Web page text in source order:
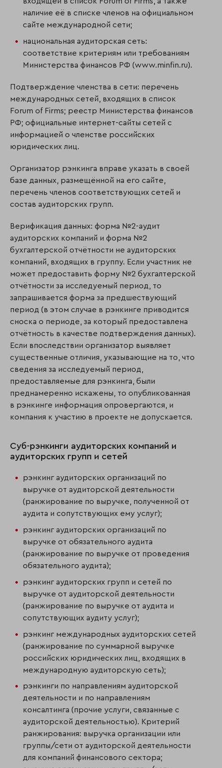
наличие её в списке членов на официальном
сайте международной сети;
национальная аудиторская сеть:
соответствие критериям или требованиям
Министерства финансов РФ (www.minfin.ru).
Подтверждение членства в сети: перечень
международных сетей, входящих в список
Forum of Firms; реестр Министерства финансов
РФ; официальные интернет-сайты сетей с
информацией о членстве российских
юридических лиц.
Организатор рэнкинга вправе указать в своей
базе данных, размещённой на его сайте,
перечень членов соответствующих сетей и
состав аудиторских групп.
Верификация данных: форма №2-аудит
аудиторских компаний и форма №2
бухгалтерской отчётности не аудиторских
компаний, входящих в группу. Если участник не
может предоставить форму №2 бухгалтерской
отчётности за исследуемый период, то
запрашивается форма за предшествующий
период (в этом случае в рэнкинге приводится
сноска о периоде, за который предоставлена
отчётность в качестве подтверждения данных).
Если впоследствии организатор выявляет
существенные отличия, указывающие на то, что
сведения за исследуемый период,
предоставляемые для рэнкинга, были
преднамеренно искажены, то опубликованная
в рэнкинге информация опровергаются, и
компания к участию в проекте не допускается.
Суб-рэнкинги аудиторских компаний и
аудиторских групп и сетей
рэнкинг аудиторских организаций по
выручке от аудиторской деятельности
(ранжирование по выручке, полученной от
аудита и сопутствующих ему услуг);
рэнкинг аудиторских организаций по
выручке от обязательного аудита
(ранжирование по выручке от проведения
обязательного аудита);
рэнкинг аудиторских групп и сетей по
выручке от аудиторской деятельности
(ранжирование по выручке от аудита и
сопутствующих аудиту услуг);
рэнкинг международных аудиторских сетей
(ранжирование по суммарной выручке
российских юридических лиц, входящих в
международную аудиторскую сеть);
рэнкинги по направлениям аудиторской
деятельности и по направлениям
консалтинга (прочие услуги, связанные с
аудиторской деятельностью). Критерий
ранжирования: выручка организации или
группы/сети от аудитор­ской деятельности
для компаний финансового сектора;